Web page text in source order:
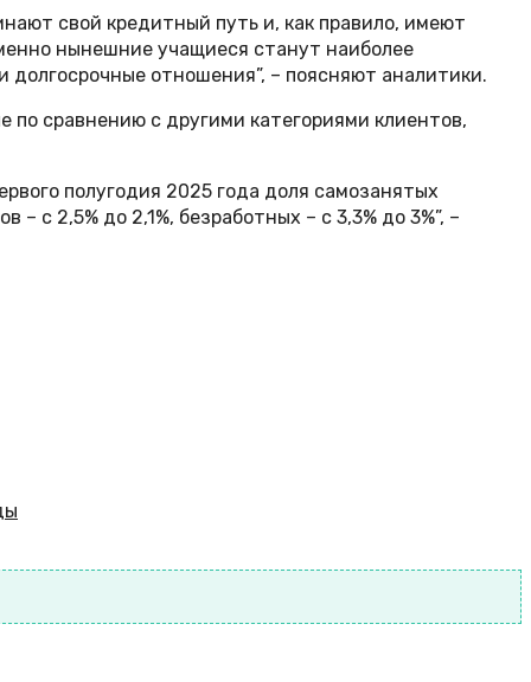
свой кредитный путь и, как правило, имеют
нынешние учащиеся станут наиболее
отношения”, – поясняют аналитики.
сравнению с другими категориями клиентов,
полугодия 2025 года доля самозанятых
с 2,5% до 2,1%, безработных – с 3,3% до 3%”, –